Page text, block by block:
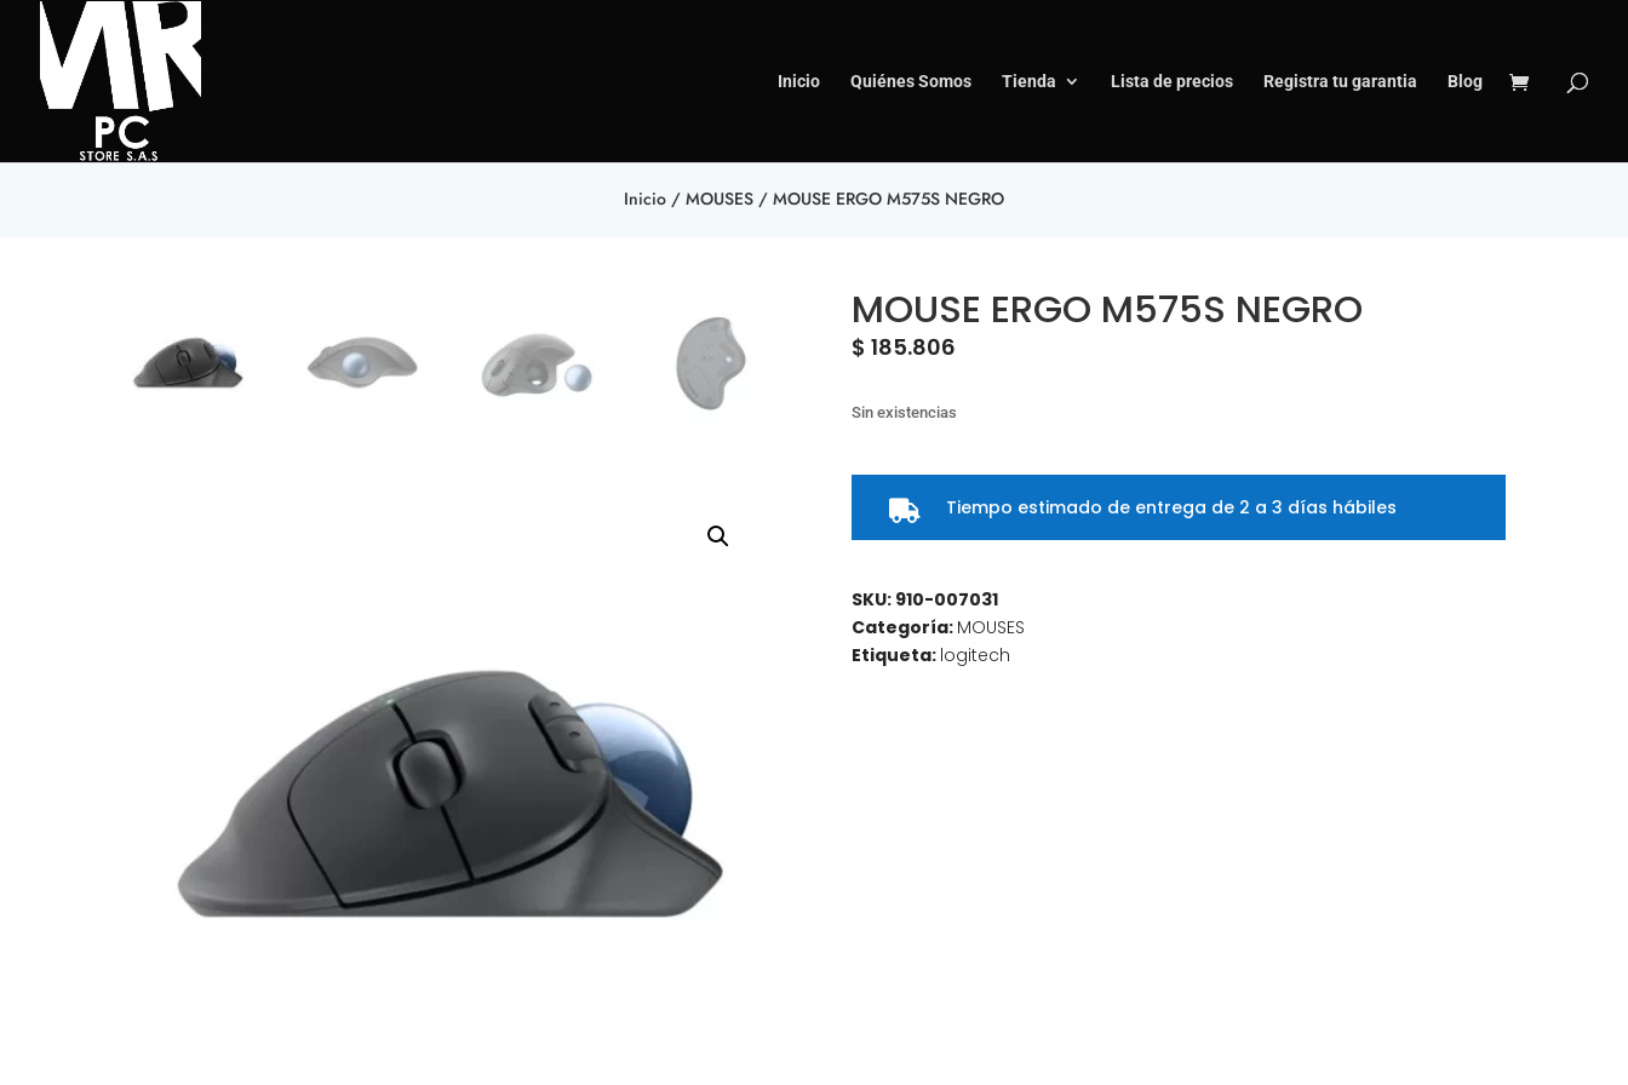
Inicio Quiénes Somos Tienda Lista de precios Registra tu garantia Blog
Inicio / MOUSES / MOUSE ERGO M575S NEGRO
MOUSE ERGO M575S NEGRO
$ 185.806
Sin existencias
 Tiempo estimado de entrega de 2 a 3 días hábiles
SKU: 910-007031
Categoría: MOUSES
Etiqueta: logitech